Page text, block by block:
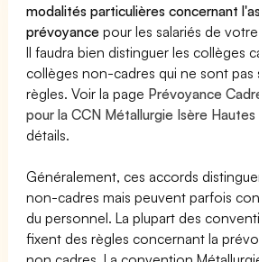
modalités particulières concernant
prévoyance pour les salariés de
Il faudra bien distinguer les collèges
collèges non-cadres qui ne sont pas
règles. Voir la page Prévoyance
pour la CCN Métallurgie Isère Hautes
détails.
Généralement, ces accords
non-cadres mais peuvent parfois
du personnel. La plupart des
fixent des règles concernant la